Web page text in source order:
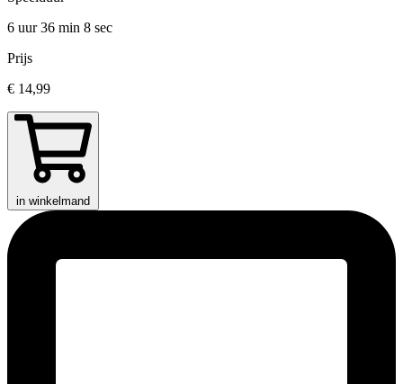
6 uur 36 min 8 sec
Prijs
€ 14,99
in winkelmand